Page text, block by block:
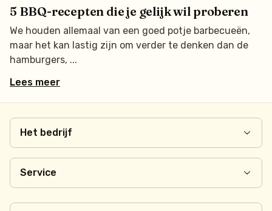
5 BBQ-recepten die je gelijk wil proberen
We houden allemaal van een goed potje barbecueën,
maar het kan lastig zijn om verder te denken dan de
hamburgers,
Lees meer
Het bedrijf
Service